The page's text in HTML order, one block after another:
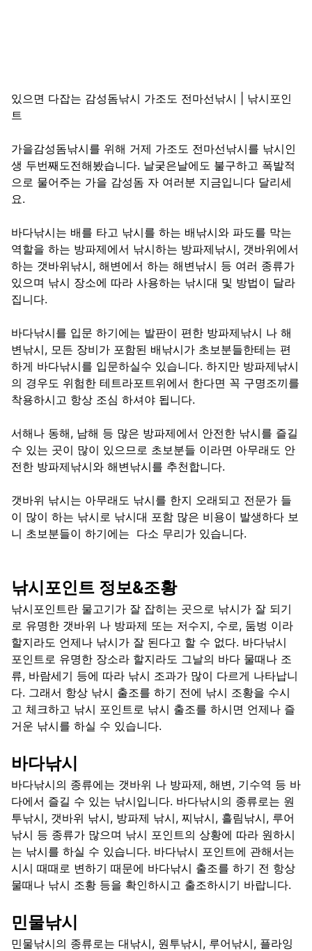
있으면 다잡는 감성돔낚시 가조도 전마선낚시 | 낚시포인
트
가을감성돔낚시를 위해 거제 가조도 전마선낚시를 낚시인
생 두번째도전해봤습니다. 날궂은날에도 불구하고 폭발적
으로 물어주는 가을 감성돔 자 여러분 지금입니다 달리세
요.
바다낚시는 배를 타고 낚시를 하는 배낚시와 파도를 막는
역할을 하는 방파제에서 낚시하는 방파제낚시, 갯바위에서
하는 갯바위낚시, 해변에서 하는 해변낚시 등 여러 종류가
있으며 낚시 장소에 따라 사용하는 낚시대 및 방법이 달라
집니다.
바다낚시를 입문 하기에는 발판이 편한 방파제낚시 나 해
변낚시, 모든 장비가 포함된 배낚시가 초보분들한테는 편
하게 바다낚시를 입문하실수 있습니다. 하지만 방파제낚시
의 경우도 위험한 테트라포트위에서 한다면 꼭 구명조끼를
착용하시고 항상 조심 하셔야 됩니다.
서해나 동해, 남해 등 많은 방파제에서 안전한 낚시를 즐길
수 있는 곳이 많이 있으므로 초보분들 이라면 아무래도 안
전한 방파제낚시와 해변낚시를 추천합니다.
갯바위 낚시는 아무래도 낚시를 한지 오래되고 전문가 들
이 많이 하는 낚시로 낚시대 포함 많은 비용이 발생하다 보
니 초보분들이 하기에는 다소 무리가 있습니다.
낚시포인트 정보&조황
낚시포인트란 물고기가 잘 잡히는 곳으로 낚시가 잘 되기
로 유명한 갯바위 나 방파제 또는 저수지, 수로, 둠벙 이라
할지라도 언제나 낚시가 잘 된다고 할 수 없다. 바다낚시
포인트로 유명한 장소라 할지라도 그날의 바다 물때나 조
류, 바람세기 등에 따라 낚시 조과가 많이 다르게 나타납니
다. 그래서 항상 낚시 출조를 하기 전에 낚시 조황을 수시
고 체크하고 낚시 포인트로 낚시 출조를 하시면 언제나 즐
거운 낚시를 하실 수 있습니다.
바다낚시
바다낚시의 종류에는 갯바위 나 방파제, 해변, 기수역 등 바
다에서 즐길 수 있는 낚시입니다. 바다낚시의 종류로는 원
투낚시, 갯바위 낚시, 방파제 낚시, 찌낚시, 흘림낚시, 루어
낚시 등 종류가 많으며 낚시 포인트의 상황에 따라 원하시
는 낚시를 하실 수 있습니다. 바다낚시 포인트에 관해서는
시시 때때로 변하기 때문에 바다낚시 출조를 하기 전 항상
물때나 낚시 조황 등을 확인하시고 출조하시기 바랍니다.
민물낚시
민물낚시의 종류로는 대낚시, 원투낚시, 루어낚시, 플라잉